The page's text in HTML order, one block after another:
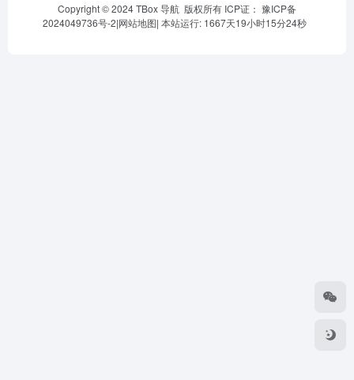
Copyright © 2024 TBox 导航 版权所有 ICP证： 豫ICP备
2024049736号-2|网站地图| 本站运行: 1667天19小时15分25秒